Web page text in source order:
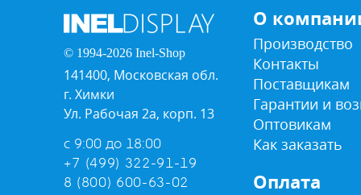
© 1994-2026 Inel-Shop
141400, Московская обл.
г. Химки
Ул. Рабочая 2а, корп. 13
с 9:00 до 18:00
+7 (499) 322-91-19
8 (800) 600-63-02
О
Производство
Контакты
Поставщикам
Гарантии и
Оптовикам
Как заказать
Оплата